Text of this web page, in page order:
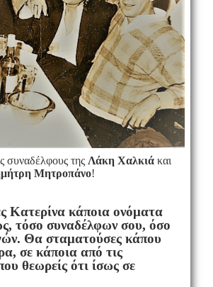
συναδέλφους της Λάκη Χαλκιάκαι
Μητροπάνο!
Κατερίνα κάποια ονόματα
τόσο συναδέλφων σου, όσο
Θα σταματούσες κάπου
σε κάποια από τις
θεωρείς ότι ίσως σε